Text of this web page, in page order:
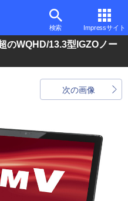
検索 Impressサイト
のWQHD/13.3型IGZOノー
次の画像